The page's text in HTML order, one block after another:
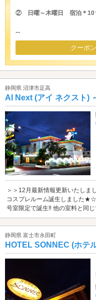
② 日曜～木曜日 宿泊＊10
...
クーポ
静岡県 沼津市足高
AI Next (アイ ネクスト)
＞＞12月最新情報更新いたし
コスプレルーム誕生しました
号室限定で誕生‼︎ 他の室料と同
静岡県 富士市永田町
HOTEL SONNEC (ホテ